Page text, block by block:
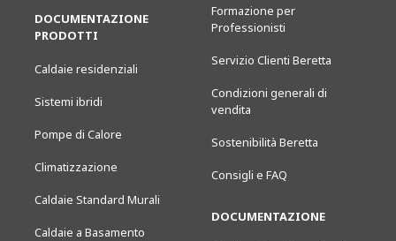
DOCUMENTAZIONE
PRODOTTI
Caldaie residenziali
Sistemi ibridi
Pompe di Calore
Climatizzazione
Caldaie Standard Murali
Caldaie a Basamento
Formazione per
Professionisti
Servizio Clienti Beretta
Condizioni generali di
vendita
Sostenibilità Beretta
Consigli e FAQ
DOCUMENTAZIONE